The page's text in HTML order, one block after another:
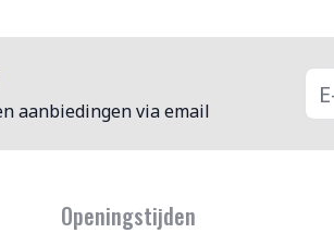
aanbiedingen via email
Openingstijden